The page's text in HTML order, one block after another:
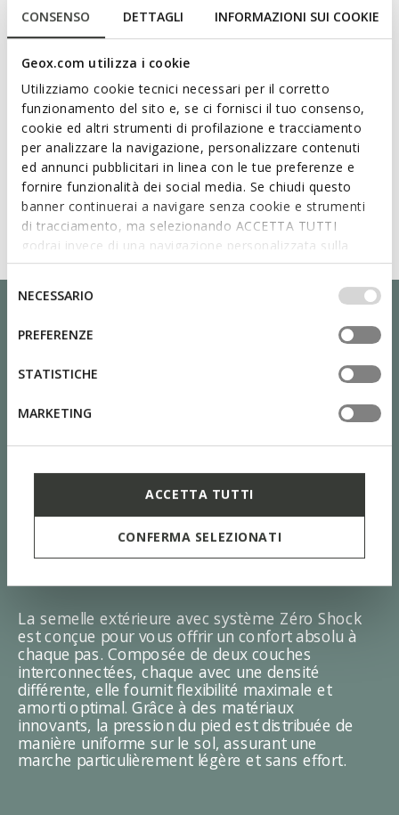
CONSENSO DETTAGLI INFORMAZIONI SUI COOKIE
Geox.com utilizza i cookie
Utilizziamo cookie tecnici necessari per il corretto
funzionamento del sito e, se ci fornisci il tuo consenso,
cookie ed altri strumenti di profilazione e tracciamento
per analizzare la navigazione, personalizzare contenuti
ed annunci pubblicitari in linea con le tue preferenze e
fornire funzionalità dei social media. Se chiudi questo
banner continuerai a navigare senza cookie e strumenti
di tracciamento, ma selezionando ACCETTA TUTTI
godrai invece di una navigazione personalizzata sulla
base dei tuoi gusti ed interessi. Selezionando
IMPOSTAZIONI potrai anche scegliere quali cookies ed
altri strumenti di tracciamento autorizzare. Per maggiori
informazioni o per modificare in qualsiasi momento le
tue impostazioni, visita la nostra
consenso
NECESSARIO
PREFERENZE
STATISTICHE
MARKETING
ACCETTA TUTTI
CONFERMA SELEZIONATI
La semelle extérieure avec système Zéro Shock
est conçue pour vous offrir un confort absolu à
chaque pas. Composée de deux couches
interconnectées, chaque avec une densité
différente, elle fournit flexibilité maximale et
amorti optimal. Grâce à des matériaux
innovants, la pression du pied est distribuée de
manière uniforme sur le sol, assurant une
marche particulièrement légère et sans effort.